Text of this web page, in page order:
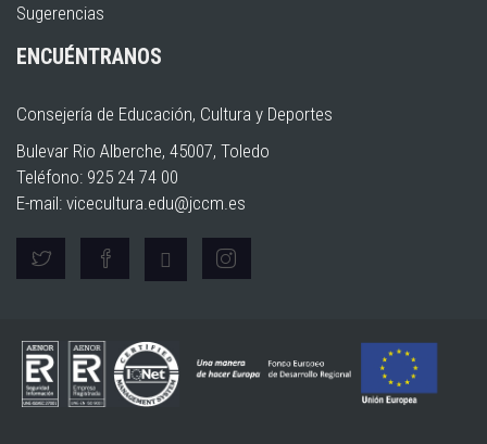
Sugerencias
ENCUÉNTRANOS
Consejería de Educación, Cultura y Deportes
Bulevar Rio Alberche, 45007, Toledo
Teléfono: 925 24 74 00
E-mail: vicecultura.edu@jccm.es